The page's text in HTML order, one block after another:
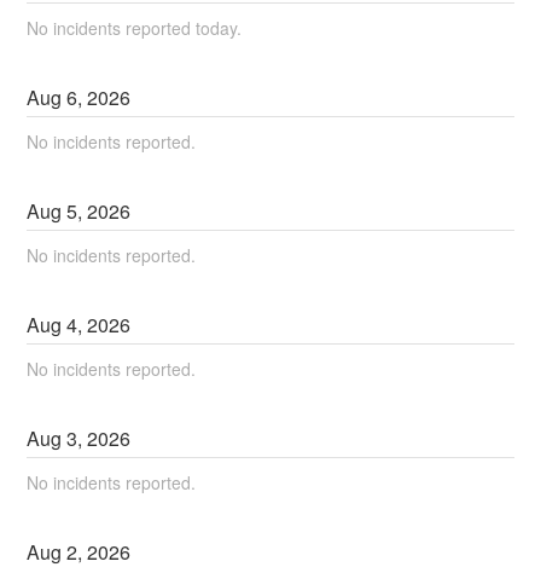
No incidents reported today.
Aug6,2026
No incidents reported.
Aug5,2026
No incidents reported.
Aug4,2026
No incidents reported.
Aug3,2026
No incidents reported.
Aug2,2026